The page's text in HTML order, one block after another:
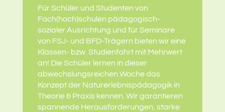
Für Schüler und Studenten von
Fach(hoch)schulen pädagogisch-
sozialer Ausrichtung und für Seminare
von FSJ- und BFD-Trägern bieten wir eine
Klassen- bzw. Studienfahrt mit Mehrwert
an! Die Schüler lernen in dieser
abwechslungsreichen Woche das
Konzept der Naturerlebnispädagogik in
Theorie & Praxis kennen. Wir garantieren
spannende Herausforderungen, starke